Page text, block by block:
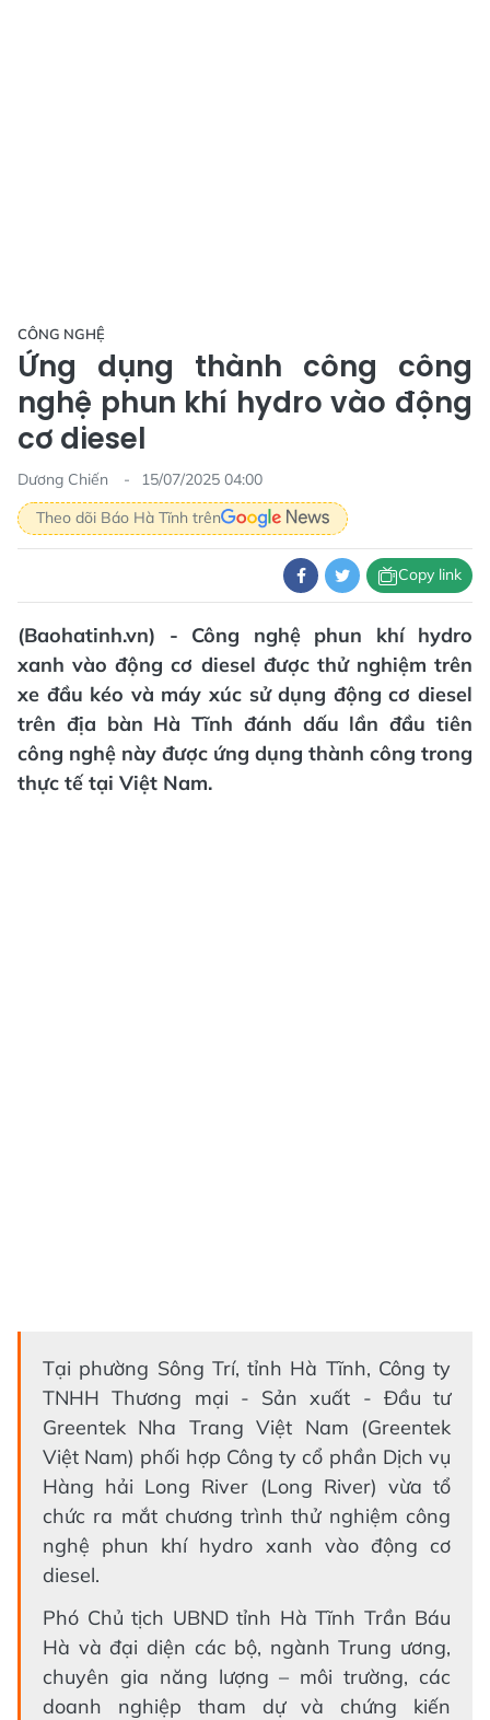
CÔNG NGHỆ
Ứng dụng thành công công
nghệ phun khí hydro vào động
cơ diesel
Dương Chiến
15/07/2025 04:00
Theo dõi Báo Hà Tĩnh trên
Copy link
(Baohatinh.vn) - Công nghệ phun khí hydro
xanh vào động cơ diesel được thử nghiệm trên
xe đầu kéo và máy xúc sử dụng động cơ diesel
trên địa bàn Hà Tĩnh đánh dấu lần đầu tiên
công nghệ này được ứng dụng thành công trong
thực tế tại Việt Nam.
Tại phường Sông Trí, tỉnh Hà Tĩnh, Công ty
TNHH Thương mại - Sản xuất - Đầu tư
Greentek Nha Trang Việt Nam (Greentek
Việt Nam) phối hợp Công ty cổ phần Dịch vụ
Hàng hải Long River (Long River) vừa tổ
chức ra mắt chương trình thử nghiệm công
nghệ phun khí hydro xanh vào động cơ
diesel.
Phó Chủ tịch UBND tỉnh Hà Tĩnh Trần Báu
Hà và đại diện các bộ, ngành Trung ương,
chuyên gia năng lượng – môi trường, các
doanh nghiệp tham dự và chứng kiến